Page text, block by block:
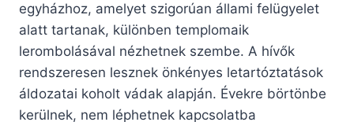
egyházhoz, amelyet szigorúan állami felügyelet
alatt tartanak, különben templomaik
lerombolásával nézhetnek szembe. A hívők
rendszeresen lesznek önkényes letartóztatások
áldozatai koholt vádak alapján. Évekre börtönbe
kerülnek, nem léphetnek kapcsolatba